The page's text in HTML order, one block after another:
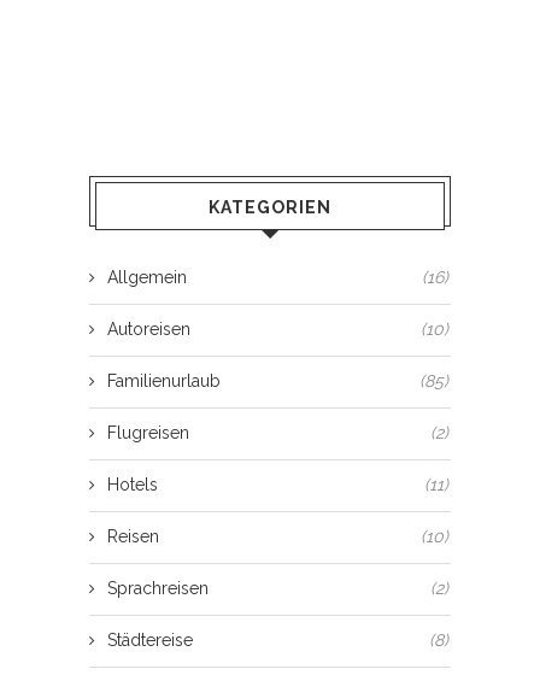
KATEGORIEN
Allgemein (16)
Autoreisen (10)
Familienurlaub (85)
Flugreisen (2)
Hotels (11)
Reisen (10)
Sprachreisen (2)
Städtereise (8)